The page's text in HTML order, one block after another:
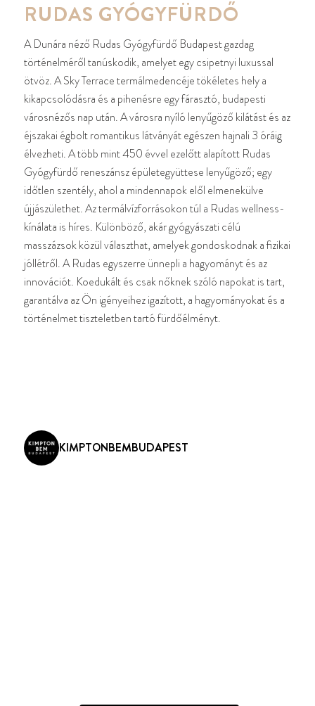
RUDAS GYÓGYFÜRDŐ
A Dunára néző Rudas Gyógyfürdő Budapest gazdag
történelméről tanúskodik, amelyet egy csipetnyi luxussal
ötvöz. A Sky Terrace termálmedencéje tökéletes hely a
kikapcsolódásra és a pihenésre egy fárasztó, budapesti
városnézős nap után. A városra nyíló lenyűgöző kilátást és az
éjszakai égbolt romantikus látványát egészen hajnali 3 óráig
élvezheti. A több mint 450 évvel ezelőtt alapított Rudas
Gyógyfürdő reneszánsz épületegyüttese lenyűgöző; egy
időtlen szentély, ahol a mindennapok elől elmenekülve
újjászülethet. Az termálvízforrásokon túl a Rudas wellness-
kínálata is híres. Különböző, akár gyógyászati célú
masszázsok közül választhat, amelyek gondoskodnak a fizikai
jóllétről. A Rudas egyszerre ünnepli a hagyományt és az
innovációt. Koedukált és csak nőknek szóló napokat is tart,
garantálva az Ön igényeihez igazított, a hagyományokat és a
történelmet tiszteletben tartó fürdőélményt.
KIMPTONBEMBUDAPEST